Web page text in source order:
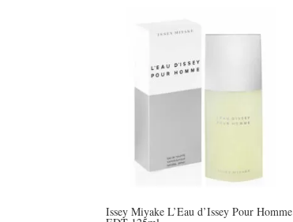
Issey Miyake L’Eau d’Issey Pour Homme